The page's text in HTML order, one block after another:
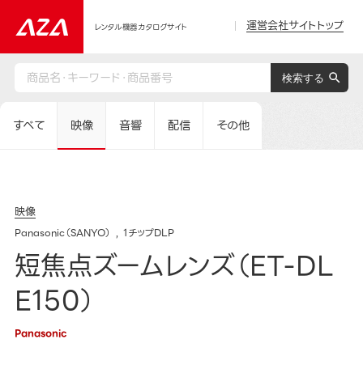
レンタル機器カタログサイト 運営会社サイトトップ
すべて 映像 音響 配信 その他
映像
Panasonic（SANYO） 1チップDLP
短焦点ズームレンズ（ET-DL
E150）
Panasonic